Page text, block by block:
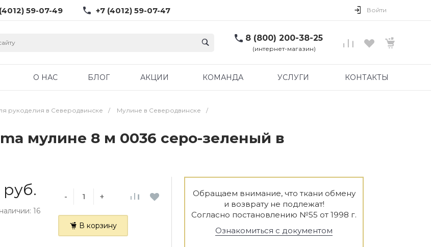
59-07-49 +7 (4012) 59-07-47 Войти
8 (800) 200-38-25
(интернет-магазин)
О НАС БЛОГ АКЦИИ КОМАНДА УСЛУГИ КОНТАКТЫ
рукоделия в Северодвинске / Мулине в Северодвинске /
мулине 8 м 0036 серо-зеленый в
руб.
16
- +
В корзину
Обращаем внимание, что ткани обмену
и возврату не подлежат!
Согласно постановлению №55 от 1998 г.
Ознакомиться с документом